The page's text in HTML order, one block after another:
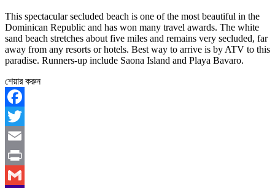
This spectacular secluded beach is one of the most beautiful in the
Dominican Republic and has won many travel awards. The white
sand beach stretches about five miles and remains very secluded, far
away from any resorts or hotels. Best way to arrive is by ATV to this
paradise. Runners-up include Saona Island and Playa Bavaro.
শেয়ার করুন
Facebook
Twitter
Email
Print